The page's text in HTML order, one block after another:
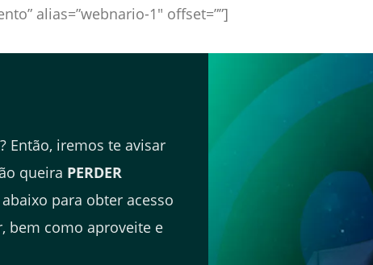
alias=”webnario-1″ offset=””]
Então, iremos te avisar
queira PERDER
para obter acesso
bem como aproveite e